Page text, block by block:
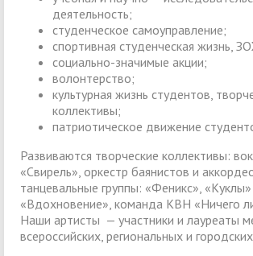
деятельность;
студенческое самоуправление;
спортивная студенческая жизнь,
социально-значимые акции;
волонтерство;
культурная жизнь студентов,
коллективы;
патриотическое движение
Развиваются творческие коллективы:
«Свирель», оркестр баянистов и
танцевальные группы: «Феникс»,
«Вдохновение», команда КВН «Ничего
Наши артисты — участники и лауреаты
всероссийских, региональных и